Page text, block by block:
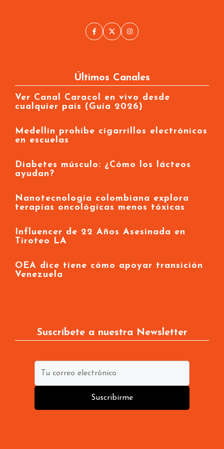
Últimos Canales
Ver Canal Caracol en vivo desde
cualquier país (Guía 2026)
Medellín prohíbe cigarrillos electrónicos
en escuelas
Diabetes músculo: ¿Cómo los lácteos
ayudan?
Nanotecnología colombiana explora
terapias oncológicas menos tóxicas
Influencer de 22 Años Asesinada en
Tiroteo LA
OEA dice tiene cómo apoyar transición
Venezuela
Suscríbete a nuestra Newsletter
Suscribirme